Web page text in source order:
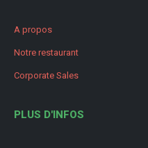
A propos
Notre restaurant
Corporate Sales
PLUS D'INFOS